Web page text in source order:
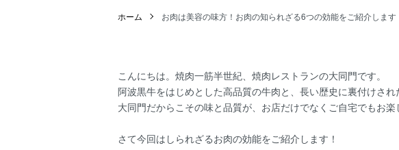
ホーム お肉は美容の味方！お肉の知られざる6つの効能をご紹介します
こんにちは。焼肉一筋半世紀、焼肉レストランの大同門です。
阿波黒牛をはじめとした高品質の牛肉と、長い歴史に裏付けさ
大同門だからこその味と品質が、お店だけでなくご自宅でもお楽
さて今回はしられざるお肉の効能をご紹介します！